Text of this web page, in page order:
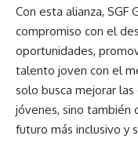
Con esta alianza, SGF
compromiso con el
oportunidades,
talento joven con el
solo busca mejorar
jóvenes, sino también
futuro más inclusivo y